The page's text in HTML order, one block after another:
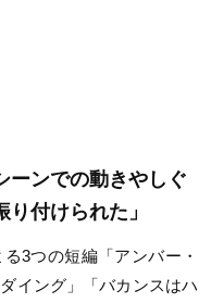
ーンでの動きやしぐ
付けられた」
3つの短編「アンバー・
イング」「バカンスはハ